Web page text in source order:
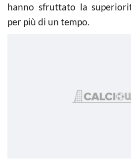
hanno sfruttato la
per più di un tempo.